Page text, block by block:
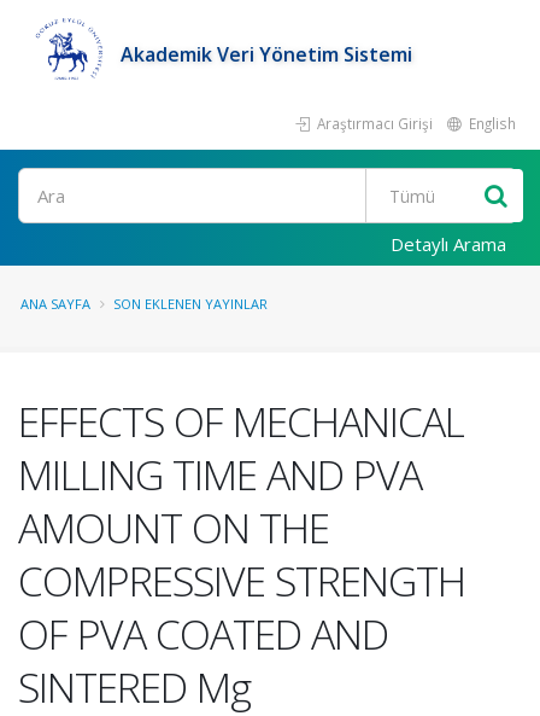
Akademik Veri Yönetim Sistemi
Araştırmacı Girişi English
Ara
Detaylı Arama
ANA SAYFA SON EKLENEN YAYINLAR
EFFECTS OF MECHANICAL
MILLING TIME AND PVA
AMOUNT ON THE
COMPRESSIVE STRENGTH
OF PVA COATED AND
SINTERED Mg